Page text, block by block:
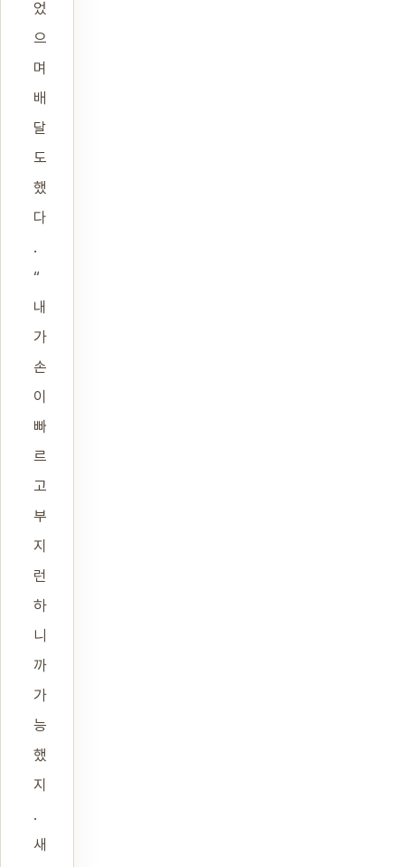
었
으
며
배
달
도
했
다
.
“
내
가
손
이
빠
르
고
부
지
런
하
니
까
가
능
했
지
.
새